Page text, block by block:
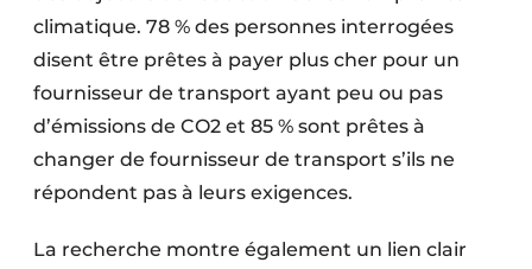
climatique. 78 % des personnes interrogées
disent être prêtes à payer plus cher pour un
fournisseur de transport ayant peu ou pas
d’émissions de CO2 et 85 % sont prêtes à
changer de fournisseur de transport s’ils ne
répondent pas à leurs exigences.
La recherche montre également un lien clair